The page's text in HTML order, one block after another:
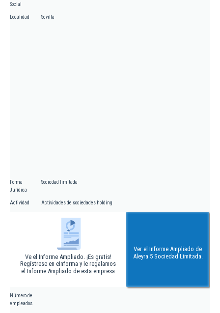
Social
Localidad Sevilla
Forma
Jurídica
Sociedad limitada
Actividad Actividades de sociedades holding
Ve el Informe Ampliado. ¡Es gratis!
Regístrese en eInforma y le regalamos
el Informe Ampliado de esta empresa
Ver el Informe Ampliado de
Aleyra 5 Sociedad Limitada.
Número de
empleados